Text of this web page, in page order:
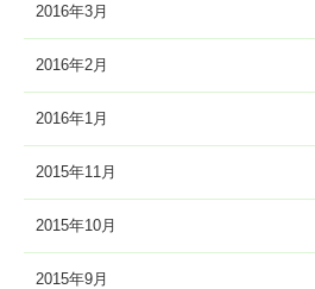
2016年3月
2016年2月
2016年1月
2015年11月
2015年10月
2015年9月